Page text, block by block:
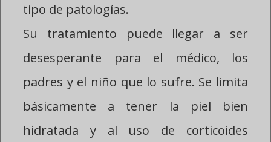
tipo de patologías.
Su tratamiento puede llegar a ser
desesperante para el médico, los
padres y el niño que lo sufre. Se limita
básicamente a tener la piel bien
hidratada y al uso de corticoides